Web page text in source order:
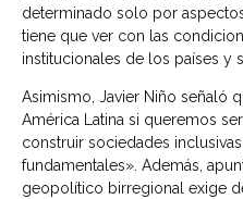
determinado solo por
tiene que ver con las
institucionales de los países y
Asimismo, Javier Niño señaló
América Latina si queremos
construir sociedades
fundamentales». Además,
geopolítico birregional exige